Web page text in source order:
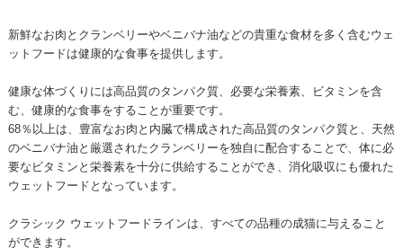
新鮮なお肉とクランベリーやベニバナ油などの貴重な食材を多く含むウェ
ットフードは健康的な食事を提供します。
健康な体づくりには高品質のタンパク質、必要な栄養素、ビタミンを含
む、健康的な食事をすることが重要です。
68％以上は、豊富なお肉と内臓で構成された高品質のタンパク質と、天然
のベニバナ油と厳選されたクランベリーを独自に配合することで、体に必
要なビタミンと栄養素を十分に供給することができ、消化吸収にも優れた
ウェットフードとなっています。
クラシック ウェットフードラインは、すべての品種の成猫に与えること
ができます。